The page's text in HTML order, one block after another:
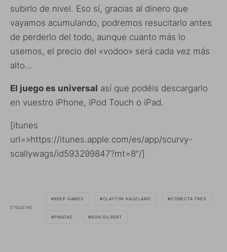
subirlo de nivel. Eso sí, gracias al dinero que
vayamos acumulando, podremos resucitarlo antes
de perderlo del todo, aunque cuanto más lo
usemos, el precio del «vodoo» será cada vez más
alto…
El juego es universal así que podéis descargarlo
en vuestro iPhone, iPod Touch o iPad.
[itunes
url=»https://itunes.apple.com/es/app/scurvy-
scallywags/id593299847?mt=8″/]
ETIQUETAS
BEEP GAMES CLAYTON KAUZLARIC CONECTA TRES
PIRATAS RON GILBERT